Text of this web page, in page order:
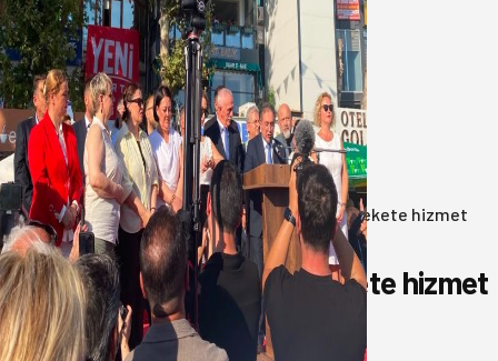
Yeni Parti Bandırma Teşkilatı kuruldu
06 Ağustos 2026
Anasayfa/Gündem/Akın: Benim derdim memlekete hizmet
hemşerim!
Akın: Benim derdim memlekete hizmet
hemşerim!